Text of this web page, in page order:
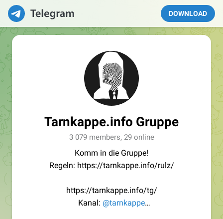
DOWNLOAD
Tarnkappe.info Gruppe
3 079 members, 29 online
Komm in die Gruppe!
Regeln: https://tarnkappe.info/rulz/
https://tarnkappe.info/tg/
Kanal: @tarnkappe